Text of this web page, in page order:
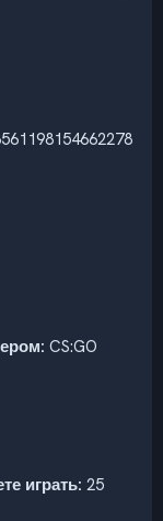
CS:GO
играть: 25